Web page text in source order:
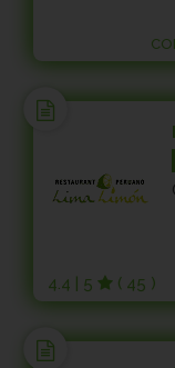
4.4 | 5 ( 45 )